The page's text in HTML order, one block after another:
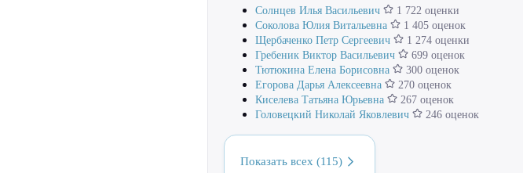
Солнцев Илья Васильевич
1 722 оценки
Соколова Юлия Витальевна
1 405 оценок
Щербаченко Петр Сергеевич
1 274 оценки
Гребеник Виктор Васильевич
699 оценок
Тютюкина Елена Борисовна
300 оценок
Егорова Дарья Алексеевна
270 оценок
Киселева Татьяна Юрьевна
267 оценок
Головецкий Николай Яковлевич
246 оценок
Показать всех (115)